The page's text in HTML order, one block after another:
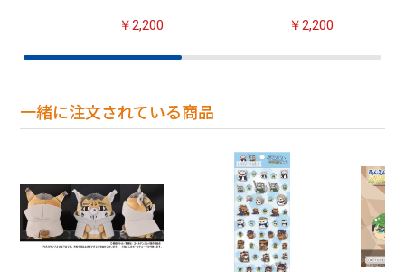
￥2,200 ￥2,200
一緒に注文されている商品